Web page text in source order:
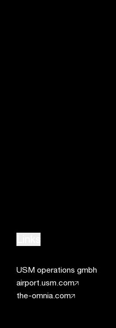
USM operations gmbh
airport.usm.com
the-omnia.com